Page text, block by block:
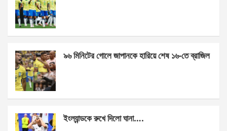
o
o
k
g
er
p
৯৬ মিনিটের গোলে জাপানকে হারিয়ে শেষ ১৬-তে ব্রাজিল
ইংল্যান্ডকে রুখে দিলো ঘানা….